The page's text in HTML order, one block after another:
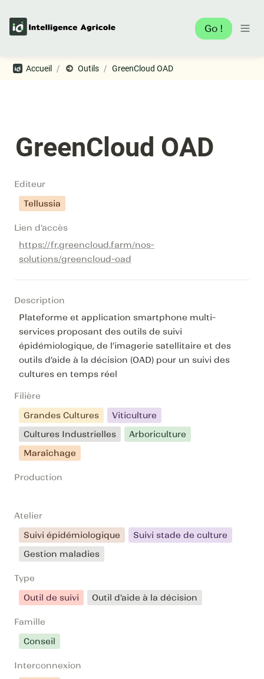
Go !
Accueil / Outils / GreenCloud OAD
GreenCloud OAD
Editeur
Tellussia
Lien d'accès
https://fr.greencloud.farm/nos-
solutions/greencloud-oad
Description
Plateforme et application smartphone multi-
services proposant des outils de suivi
épidémiologique, de l’imagerie satellitaire et des
outils d’aide à la décision (OAD) pour un suivi des
cultures en temps réel
Filière
Grandes Cultures
Viticulture
Cultures Industrielles
Arboriculture
Maraîchage
Production
Atelier
Suivi épidémiologique
Suivi stade de culture
Gestion maladies
Type
Outil de suivi
Outil d'aide à la décision
Famille
Conseil
Interconnexion